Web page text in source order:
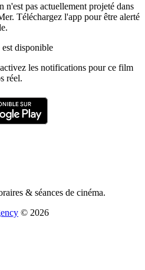
pas actuellement projeté dans
Téléchargez l'app pour être alerté
est disponible
les notifications pour ce film
réel.
& séances de cinéma.
© 2026